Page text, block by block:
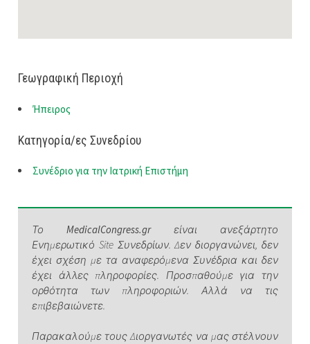
Γεωγραφική Περιοχή
Ήπειρος
Κατηγορία/ες Συνεδρίου
Συνέδριο για την Ιατρική Επιστήμη
ΤοMedicalCongress.grείναι ανεξάρτητο
Ενημερωτικό Site Συνεδρίων. Δεν διοργανώνει, δεν
έχει σχέση με τα αναφερόμενα Συνέδρια και δεν
έχει άλλες πληροφορίες. Προσπαθούμε για την
ορθότητα των πληροφοριών. Αλλά να τις
επιβεβαιώνετε.
Παρακαλούμε τους Διοργανωτές να μας στέλνουν